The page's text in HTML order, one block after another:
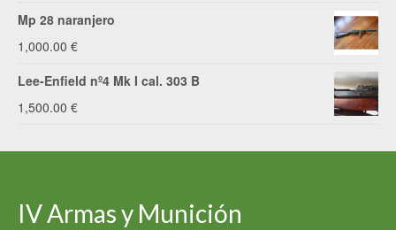
1,000.00 €.
precio
5,000.00 €.3,000.00 €.
Mp 28 naranjero
1,000.00 €
Lee-Enfield nº4 Mk I cal. 303 B
1,500.00 €
IV Armas y Munición